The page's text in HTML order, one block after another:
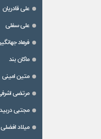
علی قادریان
علی سفلی
فرهاد
ماکان بند
متین امینی
مرتضی
مجتبی
میلاد افضلی